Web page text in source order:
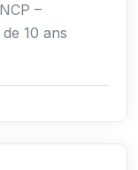
–
10 ans